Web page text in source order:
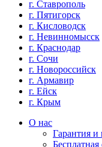
г. Ставрополь
г. Пятигорск
г. Кисловодск
г. Невинномысск
г. Краснодар
г. Сочи
г. Новороссийск
г. Армавир
г. Ейск
г. Крым
О нас
Гарантия и